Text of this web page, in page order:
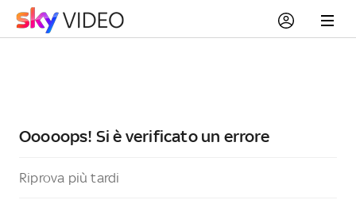
Ooooops! Si è verificato un errore
Riprova più tardi